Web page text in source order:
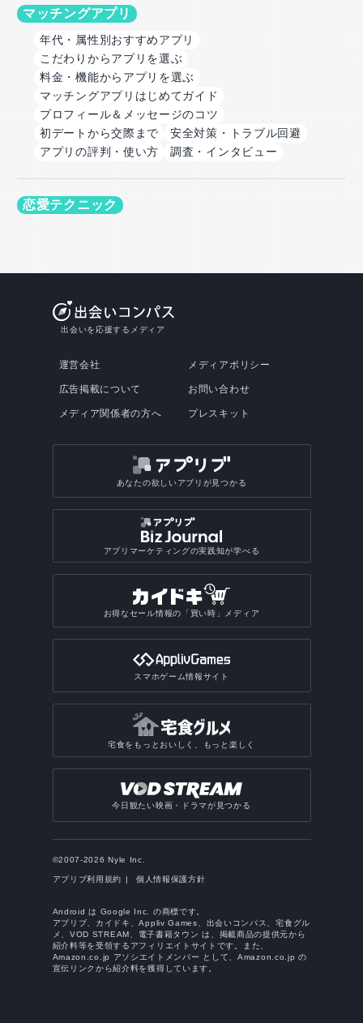
マッチングアプリ
年代・属性別おすすめアプリ
こだわりからアプリを選ぶ
料金・機能からアプリを選ぶ
マッチングアプリはじめてガイド
プロフィール＆メッセージのコツ
初デートから交際まで
安全対策・トラブル回避
アプリの評判・使い方
調査・インタビュー
恋愛テクニック
出会いを応援するメディア
運営会社
広告掲載について
メディア関係者の方へ
メディアポリシー
お問い合わせ
プレスキット
あなたの欲しいアプリが見つかる
アプリマーケティングの実践知が学べる
お得なセール情報の「買い時」メディア
スマホゲーム情報サイト
宅食をもっとおいしく、もっと楽しく
今日観たい映画・ドラマが見つかる
©2007-2026 Nyle Inc.
アプリブ利用規約 個人情報保護方針
Android は Google Inc. の商標です。
アプリブ、カイドキ、Appliv Games、出会いコンパス、宅食グル
メ、VOD STREAM、電子書籍タウン は、掲載商品の提供元から
紹介料等を受領するアフィリエイトサイトです。また、
Amazon.co.jp アソシエイトメンバー として、Amazon.co.jp の
宣伝リンクから紹介料を獲得しています。